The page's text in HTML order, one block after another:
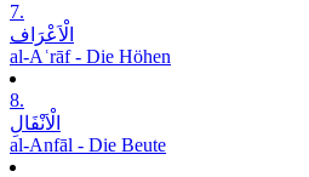
7.
الْاَعْرَاف
al-Aʿrāf - Die Höhen
8.
الْاَنْفَالِ
al-Anfāl - Die Beute